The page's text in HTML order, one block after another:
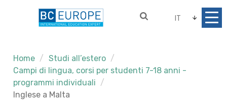
IT
Home
Studi all’estero
Campi di lingua, corsi per studenti 7-18 anni -
programmi individuali
Inglese a Malta